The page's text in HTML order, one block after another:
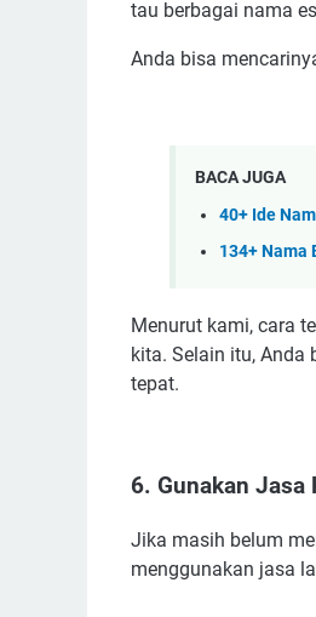
tau berbagai nama
Anda bisa
BACA JUGA
40+ Ide
134+ Nama
Menurut kami, cara
kita. Selain itu, Anda
tepat.
6. Gunakan Jasa
Jika masih belum
menggunakan jasa